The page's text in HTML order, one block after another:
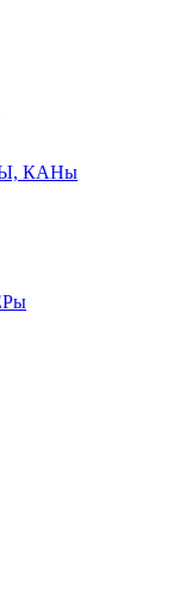
КАНы